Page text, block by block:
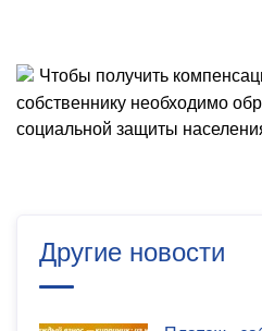
Чтобы получить
собственнику необходимо
социальной защиты
Другие новости